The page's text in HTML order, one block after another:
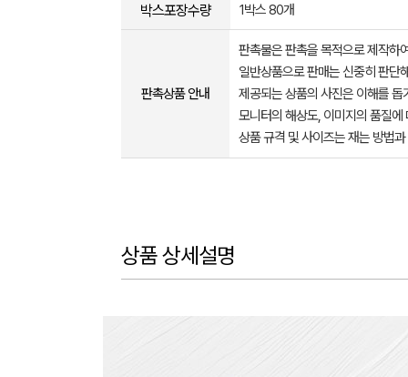
박스포장수량 1박스 80개
판촉상품 안내
판촉물은 판촉을 목적으로 제작하
일반상품으로 판매는 신중히 판단
제공되는 상품의 사진은 이해를
모니터의 해상도, 이미지의 품질
상품 규격 및 사이즈는 재는 방법
상품 상세설명